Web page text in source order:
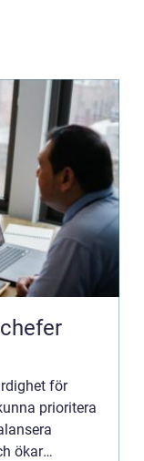
för
prioritera
ökar